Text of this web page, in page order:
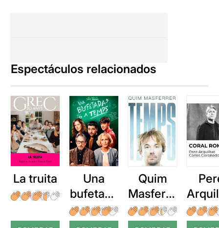
Espectáculos relacionados
La truita
Una
bufetada
a temps
Quim
Masferre
r: Temps
: